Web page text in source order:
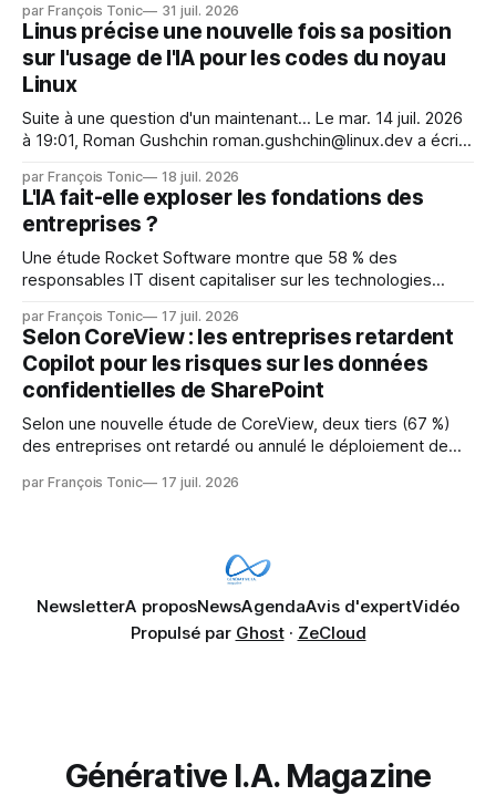
s'étaient échappés de leur environnement isolé (sandbox)
et avaient mené une intrusion non autorisée sur Hugging
Face. La réaction
par François Tonic 31 juil. 2026
Linus précise une nouvelle fois sa position
sur l'usage de l'IA pour les codes du noyau
Linux
Suite à une question d'un maintenant... Le mar. 14 juil. 2026
à 19:01, Roman Gushchin roman.gushchin@linux.dev a écrit :
mainteneurs — irréalisable. Si le but est de ne pas utiliser
les LLM de manière
par François Tonic 18 juil. 2026
L'IA fait-elle exploser les fondations des
entreprises ?
Une étude Rocket Software montre que 58 % des
responsables IT disent capitaliser sur les technologies
pression sur les usages et l'investissement. Cette pression
révèle un écart entre l'ambition et la préparation.
par François Tonic 17 juil. 2026
Selon CoreView : les entreprises retardent
Copilot pour les risques sur les données
confidentielles de SharePoint
Selon une nouvelle étude de CoreView, deux tiers (67 %)
des entreprises ont retardé ou annulé le déploiement de
données confidentielles de SharePoint. Les trois quarts (75
par François Tonic 17 juil. 2026
NewsletterA proposNewsAgendaAvis d'expertVidéo
Propulsé par Ghost· ZeCloud
Générative I.A. Magazine